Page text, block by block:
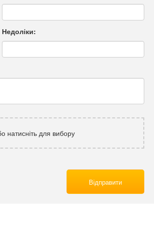
Недоліки:
натисніть для вибору
Відправити